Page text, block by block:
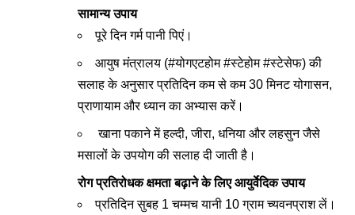
सामान्य उपाय
पूरे दिन गर्म पानी पिएं।
आयुष मंत्रालय (#योगएटहोम #स्‍टेहोम #स्‍टेसेफ) की
सलाह के अनुसार प्रतिदिन कम से कम 30 मिनट योगासन,
प्राणायाम और ध्‍यान का अभ्यास करें।
खाना पकाने में हल्दी, जीरा, धनिया और लहसुन जैसे
मसालों के उपयोग की सलाह दी जाती है।
रोग प्रतिरोधक क्षमता बढ़ाने के लिए आयुर्वेदिक उपाय
प्रतिदिन सुबह 1 चम्‍मच यानी 10 ग्राम च्यवनप्राश लें।